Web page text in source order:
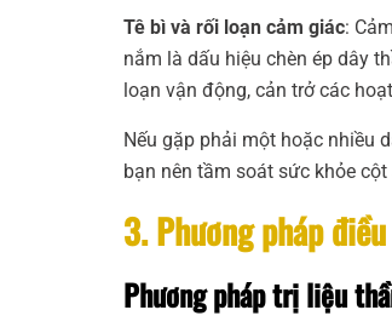
Tê bì và rối loạn cảm giác:
nắm là dấu hiệu chèn ép dây
loạn vận động, cản trở các
Nếu gặp phải một hoặc nhiều
bạn nên tầm soát sức khỏe
3. Phương pháp
Phương pháp trị liệu